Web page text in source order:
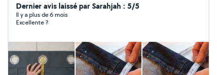
Dernier avis laissé par Sarahjah : 5/5
Il y a plus de 6 mois
Excellente ?